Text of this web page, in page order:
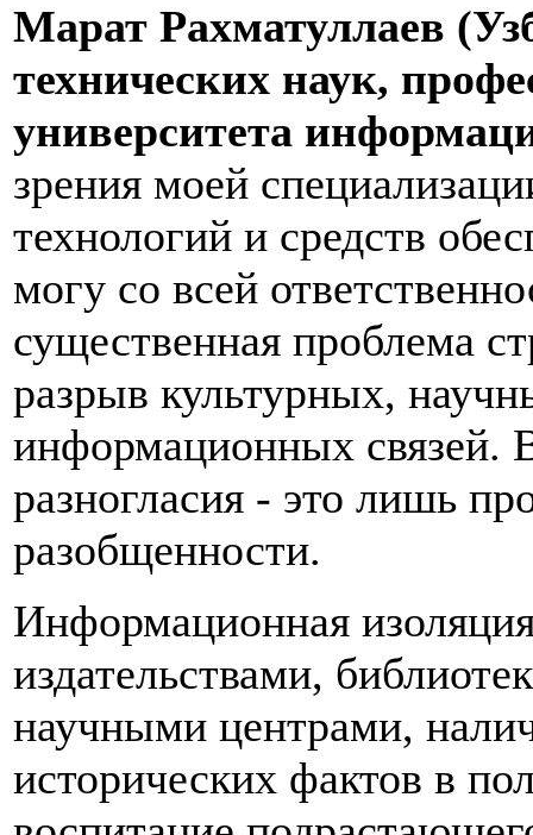
Марат Рахматуллаев
технических наук,
университета
зрения моей
технологий и средств
могу со всей
существенная проблема
разрыв культурных,
информационных связей.
разногласия - это лишь
разобщенности.
Информационная
издательствами,
научными центрами,
исторических фактов в